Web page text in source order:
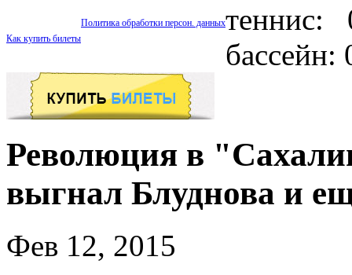
Политика обработки персон. данных
Как купить билеты
теннис:
Революция в
выгнал Блуднова и
Фев 12, 2015